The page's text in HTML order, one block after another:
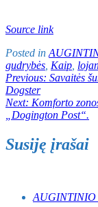
Source link
Posted in
gudrybės Kaip
Navigacija
tarp
įrašų
Previous: Savaitės
Dogster
Next: Komforto
„Dogington Post“.
Susiję įrašai
AUGINTINIO